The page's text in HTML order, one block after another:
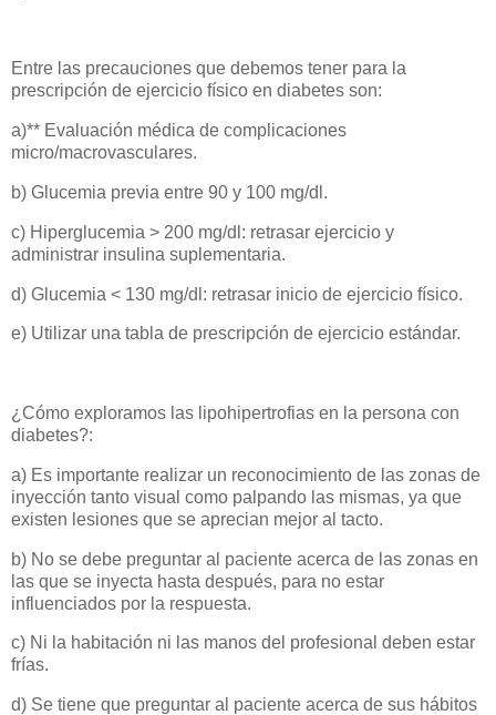
Entre las precauciones que debemos tener para la
prescripción de ejercicio físico en diabetes son:
a)** Evaluación médica de complicaciones
micro/macrovasculares.
b) Glucemia previa entre 90 y 100 mg/dl.
c) Hiperglucemia > 200 mg/dl: retrasar ejercicio y
administrar insulina suplementaria.
d) Glucemia < 130 mg/dl: retrasar inicio de ejercicio físico.
e) Utilizar una tabla de prescripción de ejercicio estándar.
¿Cómo exploramos las lipohipertrofias en la persona con
diabetes?:
a) Es importante realizar un reconocimiento de las zonas de
inyección tanto visual como palpando las mismas, ya que
existen lesiones que se aprecian mejor al tacto.
b) No se debe preguntar al paciente acerca de las zonas en
las que se inyecta hasta después, para no estar
influenciados por la respuesta.
c) Ni la habitación ni las manos del profesional deben estar
frías.
d) Se tiene que preguntar al paciente acerca de sus hábitos